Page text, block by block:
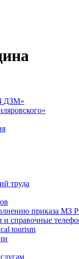
ДЗМ»
труда
приказа МЗ
справочные
tourism